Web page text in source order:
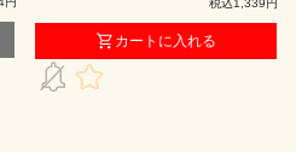
税込1,339円
カートに入れる